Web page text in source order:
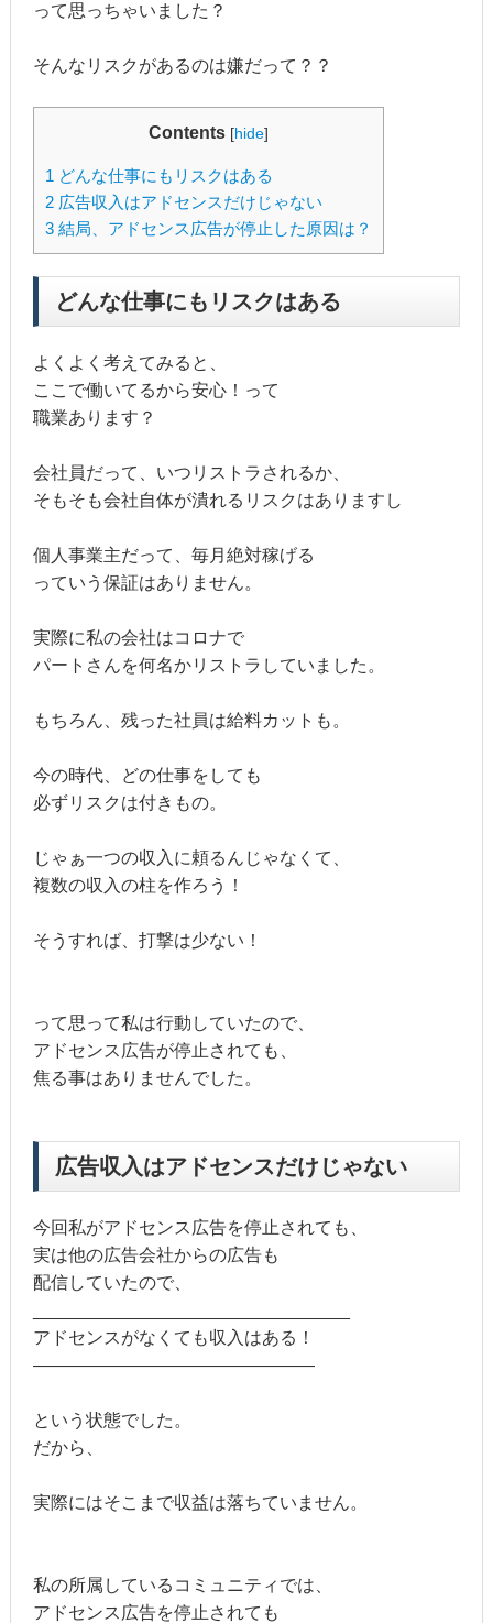
って思っちゃいました？
そんなリスクがあるのは嫌だって？？
Contents [hide]
1 どんな仕事にもリスクはある
2広告収入はアドセンスだけじゃない
3結局、アドセンス広告が停止した原因は？
どんな仕事にもリスクはある
よくよく考えてみると、
ここで働いてるから安心！って
職業あります？
会社員だって、いつリストラされるか、
そもそも会社自体が潰れるリスクはありますし
個人事業主だって、毎月絶対稼げる
っていう保証はありません。
実際に私の会社はコロナで
パートさんを何名かリストラしていました。
もちろん、残った社員は給料カットも。
今の時代、どの仕事をしても
必ずリスクは付きもの。
じゃぁ一つの収入に頼るんじゃなくて、
複数の収入の柱を作ろう！
そうすれば、打撃は少ない！
って思って私は行動していたので、
アドセンス広告が停止されても、
焦る事はありませんでした。
広告収入はアドセンスだけじゃない
今回私がアドセンス広告を停止されても、
実は他の広告会社からの広告も
配信していたので、
アドセンスがなくても収入はある！
————————————————
という状態でした。
だから、
実際にはそこまで収益は落ちていません。
私の所属しているコミュニティでは、
アドセンス広告を停止されても